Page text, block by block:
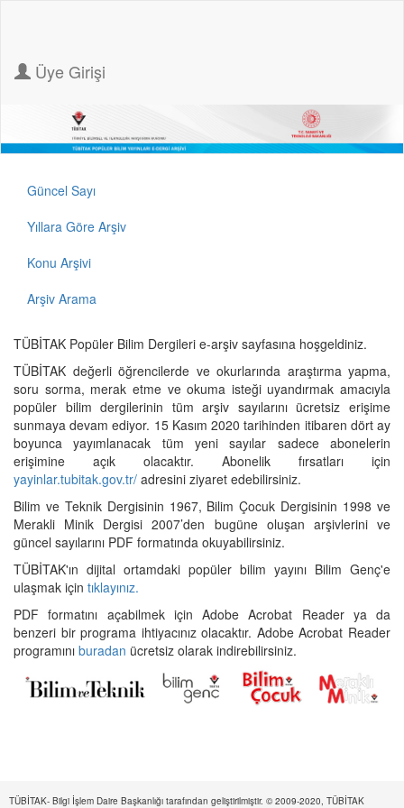
Üye Girişi
Güncel Sayı
Yıllara Göre Arşiv
Konu Arşivi
Arşiv Arama
TÜBİTAK Popüler Bilim Dergileri e-arşiv sayfasına hoşgeldiniz.
TÜBİTAK değerli öğrencilerde ve okurlarında araştırma yapma,
soru sorma, merak etme ve okuma isteği uyandırmak amacıyla
popüler bilim dergilerinin tüm arşiv sayılarını ücretsiz erişime
sunmaya devam ediyor. 15 Kasım 2020 tarihinden itibaren dört ay
boyunca yayımlanacak tüm yeni sayılar sadece abonelerin
erişimine açık olacaktır. Abonelik fırsatları için
yayinlar.tubitak.gov.tr/ adresini ziyaret edebilirsiniz.
Bilim ve Teknik Dergisinin 1967, Bilim Çocuk Dergisinin 1998 ve
Merakli Minik Dergisi 2007’den bugüne oluşan arşivlerini ve
güncel sayılarını PDF formatında okuyabilirsiniz.
TÜBİTAK'ın dijital ortamdaki popüler bilim yayını Bilim Genç'e
ulaşmak için tıklayınız.
PDF formatını açabilmek için Adobe Acrobat Reader ya da
benzeri bir programa ihtiyacınız olacaktır. Adobe Acrobat Reader
programını buradan ücretsiz olarak indirebilirsiniz.
TÜBİTAK- Bilgi İşlem Daire Başkanlığı tarafından geliştirilmiştir. © 2009-2020, TÜBİTAK